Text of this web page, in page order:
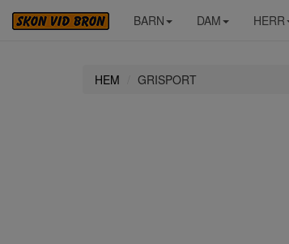
BARN DAM HERR
HEM GRISPORT